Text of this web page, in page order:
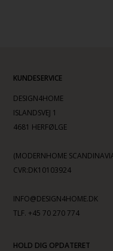
KUNDESERVICE
DESIGN4HOME
ISLANDSVEJ 1
4681 HERFØLGE
(MODERNHOME
CVR:DK10103924
INFO@DESIGN4HOME.DK
TLF. +45 70 270 774
HOLD DIG OPDATERET